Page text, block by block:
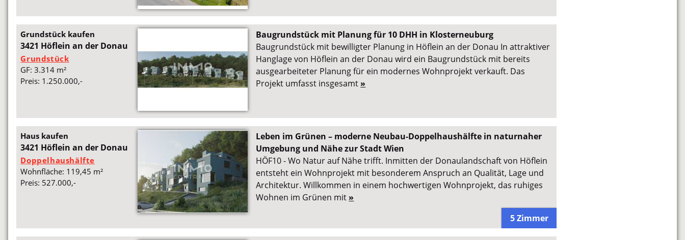
Grundstück kaufen
3421 Höflein an der Donau
Grundstück
GF: 3.314 m²
Preis: 1.250.000,-
Baugrundstück mit Planung für 10 DHH in Klosterneuburg
Baugrundstück mit bewilligter Planung in Höflein an der Donau In attraktiver
Hanglage von Höflein an der Donau wird ein Baugrundstück mit bereits
ausgearbeiteter Planung für ein modernes Wohnprojekt verkauft. Das
Projekt umfasst insgesamt »
Haus kaufen
3421 Höflein an der Donau
Doppelhaushälfte
Wohnfläche: 119,45 m²
Preis: 527.000,-
Leben im Grünen – moderne Neubau-Doppelhaushälfte in naturnaher
Umgebung und Nähe zur Stadt Wien
HÖF10 - Wo Natur auf Nähe trifft. Inmitten der Donaulandschaft von Höflein
entsteht ein Wohnprojekt mit besonderem Anspruch an Qualität, Lage und
Architektur. Willkommen in einem hochwertigen Wohnprojekt, das ruhiges
Wohnen im Grünen mit »
5 Zimmer